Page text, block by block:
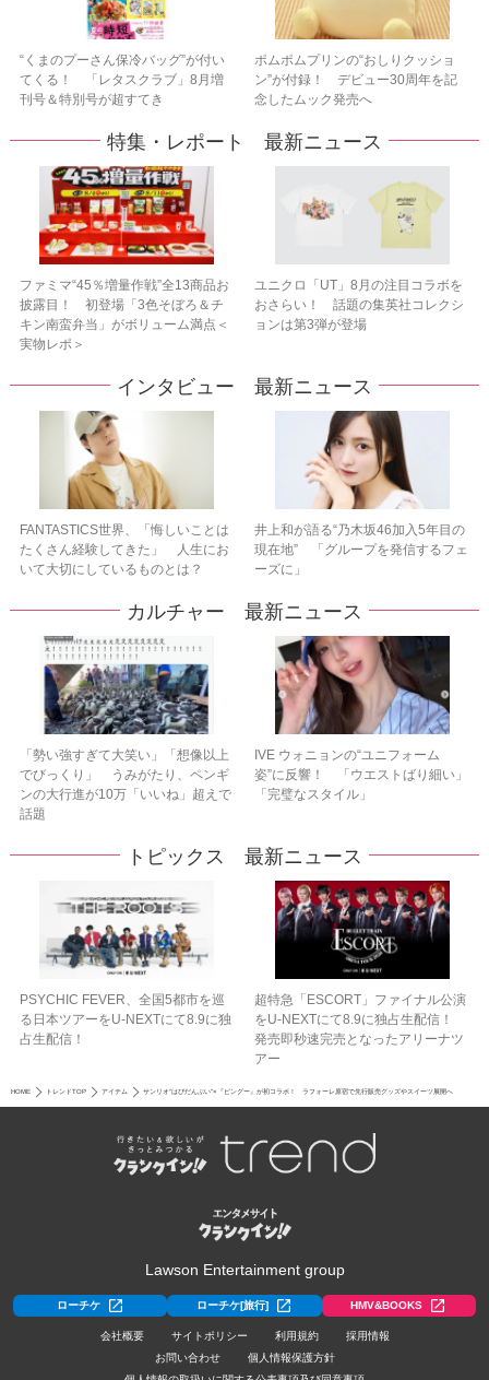
“くまのプーさん保冷バッグ”が付い
てくる！ 「レタスクラブ」8月増
刊号＆特別号が超すてき
ポムポムプリンの“おしりクッショ
ン”が付録！ デビュー30周年を記
念したムック発売へ
特集・レポート 最新ニュース
ファミマ“45％増量作戦”全13商品お
披露目！ 初登場「3色そぼろ＆チ
キン南蛮弁当」がボリューム満点＜
実物レポ＞
ユニクロ「UT」8月の注目コラボを
おさらい！ 話題の集英社コレクシ
ョンは第3弾が登場
インタビュー 最新ニュース
FANTASTICS世界、「悔しいことは
たくさん経験してきた」 人生にお
いて大切にしているものとは？
井上和が語る“乃木坂46加入5年目の
現在地” 「グループを発信するフェ
ーズに」
カルチャー 最新ニュース
「勢い強すぎて大笑い」「想像以上
でびっくり」 うみがたり、ペンギ
ンの大行進が10万「いいね」超えで
話題
IVE ウォニョンの“ユニフォーム
姿”に反響！ 「ウエストばり細い」
「完璧なスタイル」
トピックス 最新ニュース
PSYCHIC FEVER、全国5都市を巡
る日本ツアーをU‐NEXTにて8.9に独
占生配信！
超特急「ESCORT」ファイナル公演
をU-NEXTにて8.9に独占生配信！
発売即秒速完売となったアリーナツ
アー
HOME トレンドTOP アイテム サンリオ“はぴだんぶい”×『ピングー』が初コラボ！ ラフォーレ原宿で先行販売グッズやスイーツ展開へ
Lawson Entertainment group
ローチケ ローチケ[旅行] HMV&BOOKS
会社概要 サイトポリシー 利用規約
採用情報
お問い合わせ
個人情報保護方針